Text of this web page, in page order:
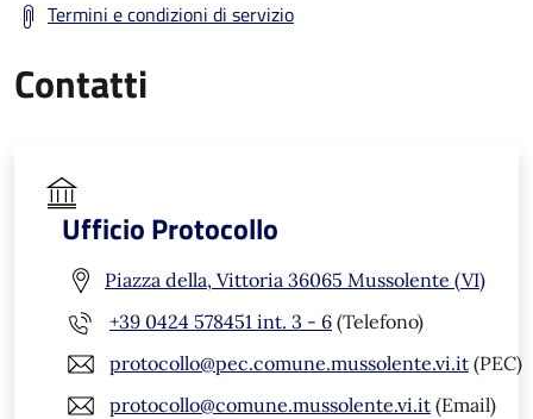
Termini e condizioni di servizio
Contatti
Ufficio Protocollo
Piazza della, Vittoria 36065 Mussolente (VI)
+39 0424 578451 int. 3 - 6 (Telefono)
protocollo@pec.comune.mussolente.vi.it (PEC)
protocollo@comune.mussolente.vi.it (Email)